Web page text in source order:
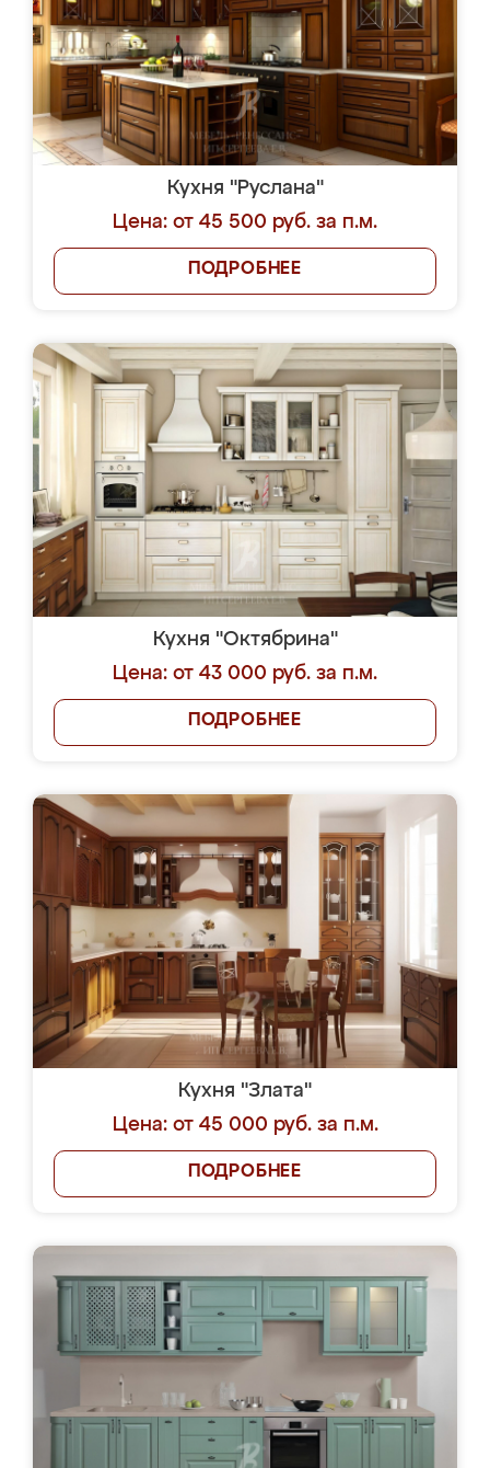
Кухня "Руслана"
Цена: от 45 500 руб. за п.м.
ПОДРОБНЕЕ
Кухня "Октябрина"
Цена: от 43 000 руб. за п.м.
ПОДРОБНЕЕ
Кухня "Злата"
Цена: от 45 000 руб. за п.м.
ПОДРОБНЕЕ